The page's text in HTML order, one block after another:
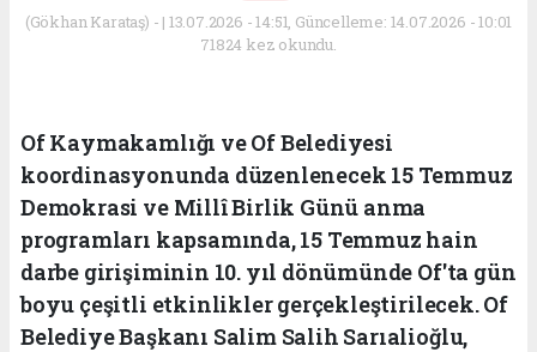
(Gökhan Karataş) - | 13.07.2026 - 14:51, Güncelleme: 14.07.2026 - 10:01
71824 kez okundu.
Of Kaymakamlığı ve Of Belediyesi
koordinasyonunda düzenlenecek 15 Temmuz
Demokrasi ve Millî Birlik Günü anma
programları kapsamında, 15 Temmuz hain
darbe girişiminin 10. yıl dönümünde Of'ta gün
boyu çeşitli etkinlikler gerçekleştirilecek. Of
Belediye Başkanı Salim Salih Sarıalioğlu,